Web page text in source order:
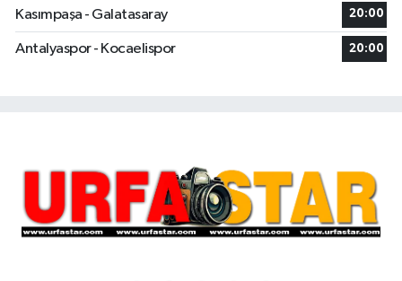
Kasımpaşa - Galatasaray 20:00
Antalyaspor - Kocaelispor 20:00